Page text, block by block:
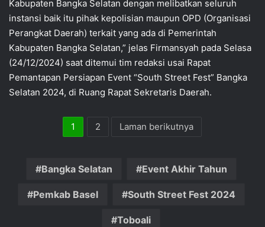
Kabupaten Bangka Selatan dengan melibatkan seluruh
instansi baik itu pihak kepolisian maupun OPD (Organisasi
Perangkat Daerah) terkait yang ada di Pemerintah
Kabupaten Bangka Selatan,” jelas Firmansyah pada Selasa
(24/12/2024) saat ditemui tim redaksi usai Rapat
Pemantapan Persiapan Event “South Street Fest” Bangka
Selatan 2024, di Ruang Rapat Sekretaris Daerah.
1 2 Laman berikutnya
Bangka Selatan Event Akhir Tahun
Pemkab Basel South Street Fest 2024
Toboali